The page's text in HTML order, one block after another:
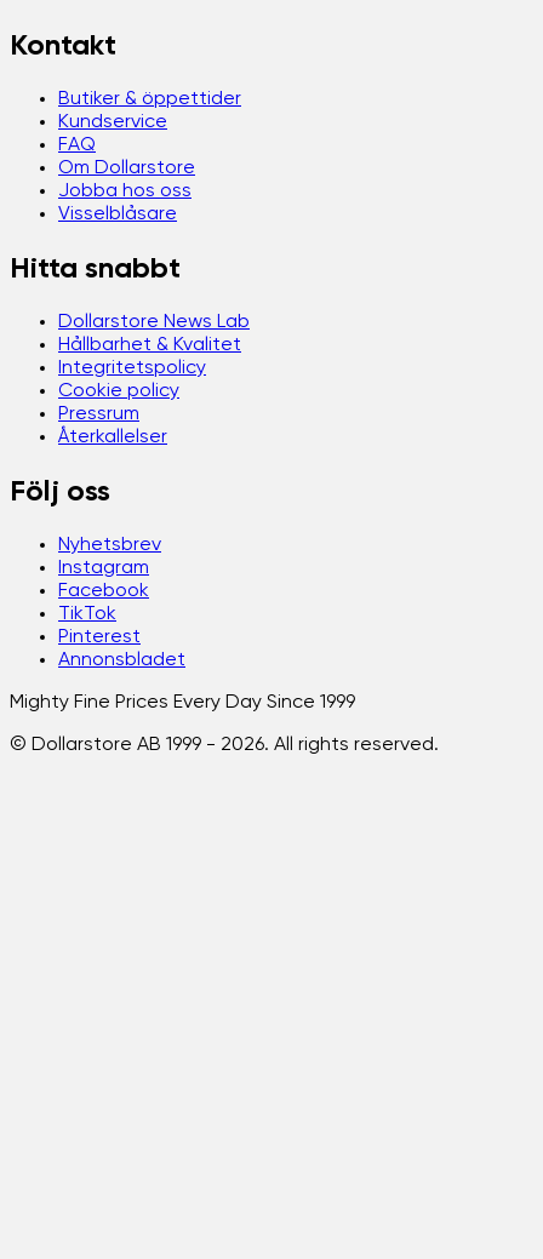
Kontakt
Butiker & öppettider
Kundservice
FAQ
Om Dollarstore
Jobba hos oss
Visselblåsare
Hitta snabbt
Dollarstore News Lab
Hållbarhet & Kvalitet
Integritetspolicy
Cookie policy
Pressrum
Återkallelser
Följ oss
Nyhetsbrev
Instagram
Facebook
TikTok
Pinterest
Annonsbladet
Mighty Fine Prices Every Day Since 1999
© Dollarstore AB 1999 - 2026. All rights reserved.